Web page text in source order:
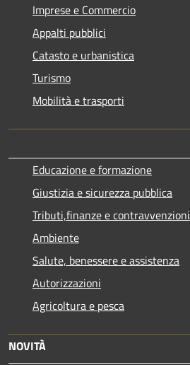
Imprese e Commercio
Appalti pubblici
Catasto e urbanistica
Turismo
Mobilità e trasporti
Educazione e formazione
Giustizia e sicurezza pubblica
Tributi,finanze e contravvenzioni
Ambiente
Salute, benessere e assistenza
Autorizzazioni
Agricoltura e pesca
NOVITÀ